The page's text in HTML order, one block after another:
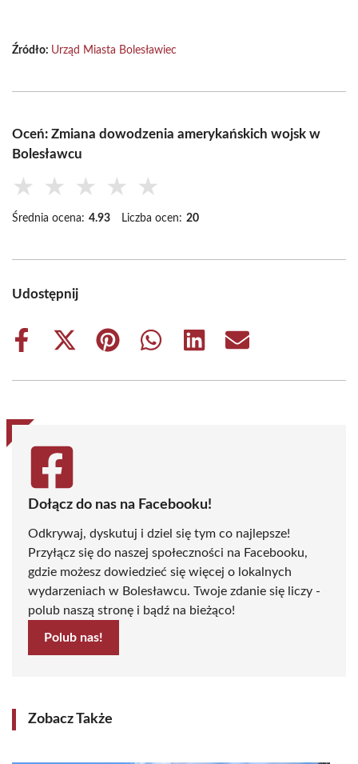
Źródło: Urząd Miasta Bolesławiec
Oceń: Zmiana dowodzenia amerykańskich wojsk w
Bolesławcu
★ ★ ★ ★ ★
Średnia ocena: 4.93 Liczba ocen: 20
Udostępnij
Share
Share
(Twitter)
Share
Share
Share
Share
Dołącz do nas na Facebooku!
Odkrywaj, dyskutuj i dziel się tym co najlepsze!
Przyłącz się do naszej społeczności na Facebooku,
gdzie możesz dowiedzieć się więcej o lokalnych
wydarzeniach w Bolesławcu. Twoje zdanie się liczy -
polub naszą stronę i bądź na bieżąco!
Polub nas!
Zobacz Także